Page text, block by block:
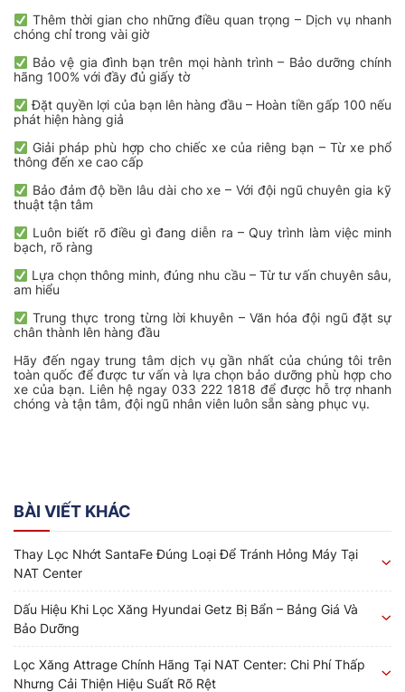
Thêm thời gian cho những điều quan trọng – Dịch vụ nhanh
chóng chỉ trong vài giờ
Bảo vệ gia đình bạn trên mọi hành trình – Bảo dưỡng chính
hãng 100% với đầy đủ giấy tờ
Đặt quyền lợi của bạn lên hàng đầu – Hoàn tiền gấp 100 nếu
phát hiện hàng giả
Giải pháp phù hợp cho chiếc xe của riêng bạn – Từ xe phổ
thông đến xe cao cấp
Bảo đảm độ bền lâu dài cho xe – Với đội ngũ chuyên gia kỹ
thuật tận tâm
Luôn biết rõ điều gì đang diễn ra – Quy trình làm việc minh
bạch, rõ ràng
Lựa chọn thông minh, đúng nhu cầu – Từ tư vấn chuyên sâu,
am hiểu
Trung thực trong từng lời khuyên – Văn hóa đội ngũ đặt sự
chân thành lên hàng đầu
Hãy đến ngay trung tâm dịch vụ gần nhất của chúng tôi trên
toàn quốc để được tư vấn và lựa chọn bảo dưỡng phù hợp cho
xe của bạn. Liên hệ ngay 033 222 1818 để được hỗ trợ nhanh
chóng và tận tâm, đội ngũ nhân viên luôn sẵn sàng phục vụ.
BÀI VIẾT KHÁC
Thay Lọc Nhớt SantaFe Đúng Loại Để Tránh Hỏng Máy Tại
NAT Center
Dấu Hiệu Khi Lọc Xăng Hyundai Getz Bị Bẩn – Bảng Giá Và
Bảo Dưỡng
Lọc Xăng Attrage Chính Hãng Tại NAT Center: Chi Phí Thấp
Nhưng Cải Thiện Hiệu Suất Rõ Rệt